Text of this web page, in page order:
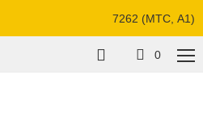
7262 (МТС, A1)
0